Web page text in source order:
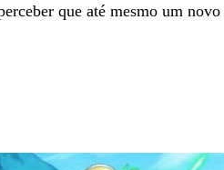
que até mesmo um